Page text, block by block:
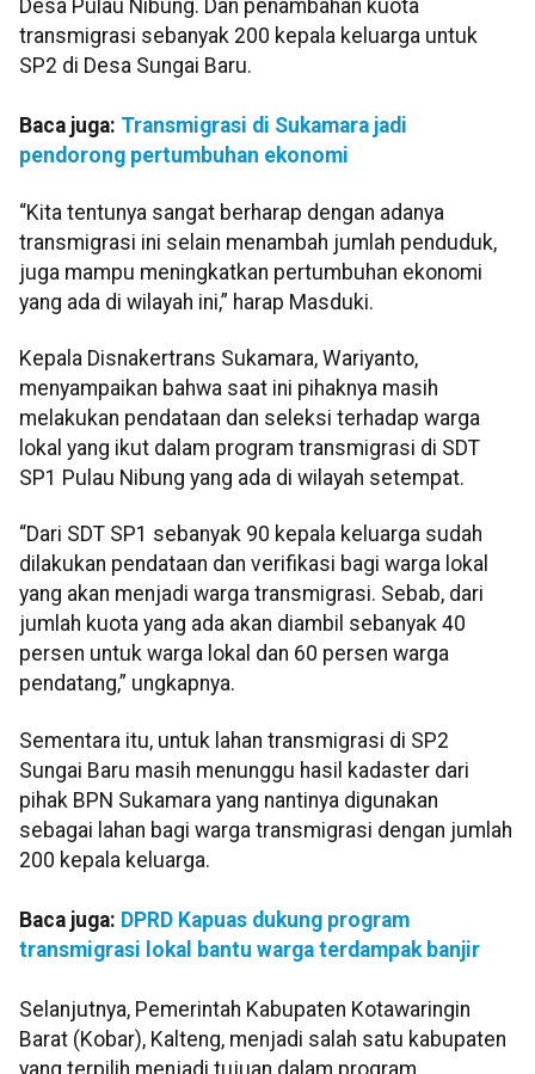
Desa Pulau Nibung. Dan penambahan kuota
transmigrasi sebanyak 200 kepala keluarga untuk
SP2 di Desa Sungai Baru.
Baca juga: Transmigrasi di Sukamara jadi
pendorong pertumbuhan ekonomi
“Kita tentunya sangat berharap dengan adanya
transmigrasi ini selain menambah jumlah penduduk,
juga mampu meningkatkan pertumbuhan ekonomi
yang ada di wilayah ini,” harap Masduki.
Kepala Disnakertrans Sukamara, Wariyanto,
menyampaikan bahwa saat ini pihaknya masih
melakukan pendataan dan seleksi terhadap warga
lokal yang ikut dalam program transmigrasi di SDT
SP1 Pulau Nibung yang ada di wilayah setempat.
“Dari SDT SP1 sebanyak 90 kepala keluarga sudah
dilakukan pendataan dan verifikasi bagi warga lokal
yang akan menjadi warga transmigrasi. Sebab, dari
jumlah kuota yang ada akan diambil sebanyak 40
persen untuk warga lokal dan 60 persen warga
pendatang,” ungkapnya.
Sementara itu, untuk lahan transmigrasi di SP2
Sungai Baru masih menunggu hasil kadaster dari
pihak BPN Sukamara yang nantinya digunakan
sebagai lahan bagi warga transmigrasi dengan jumlah
200 kepala keluarga.
Baca juga: DPRD Kapuas dukung program
transmigrasi lokal bantu warga terdampak banjir
Selanjutnya, Pemerintah Kabupaten Kotawaringin
Barat (Kobar), Kalteng, menjadi salah satu kabupaten
yang terpilih menjadi tujuan dalam program